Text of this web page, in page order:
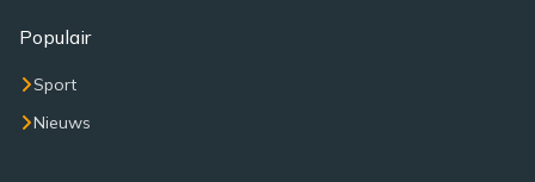
Populair
Sport
Nieuws